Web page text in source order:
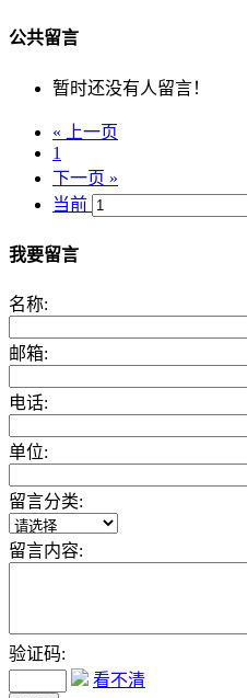
公共留言
暂时还没有人留言！
« 上一页
1
下一页 »
当前
我要留言
名称:
邮箱:
电话:
单位:
留言分类:
留言内容:
验证码:
看不清